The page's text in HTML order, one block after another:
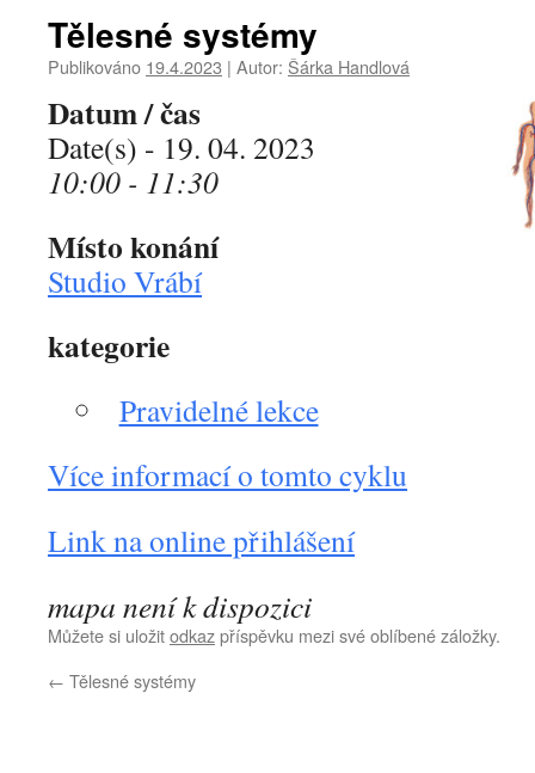
Tělesné systémy
Publikováno 19.4.2023 | Autor: Šárka Handlová
Datum / čas
Date(s) - 19. 04. 2023
10:00 - 11:30
Místo konání
Studio Vrábí
kategorie
Pravidelné lekce
Více informací o tomto cyklu
Link na online přihlášení
mapa není k dispozici
Můžete si uložitodkazpříspěvku mezi své oblíbené záložky.
← Tělesné systémy